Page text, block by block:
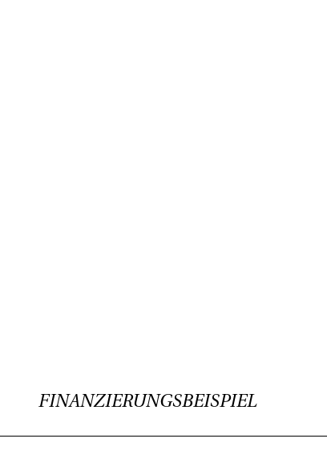
(3,6% inkl. MwSt.) angeboten!
dem zu vermittelnden Dritten ein familiäres oder
FINANZIERUNGSBEISPIEL